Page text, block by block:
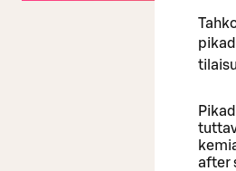
after